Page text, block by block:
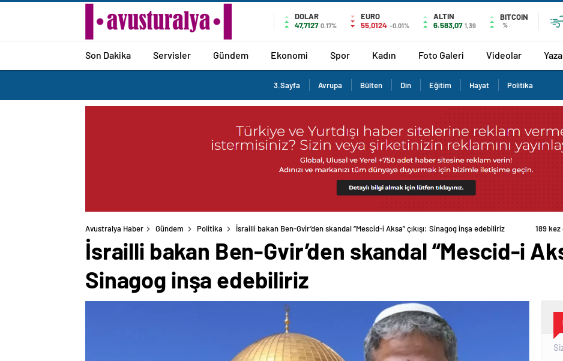
DOLAR
47,7127 0.17%
EURO
55,0124 -0.01%
ALTIN
6.583,07 1,39
BITCOIN
%
Son Dakika Servisler Gündem Ekonomi Spor Kadın Foto Galeri Videolar
3.Sayfa Avrupa Bülten Din Eğitim Hayat Politika
Avustralya Haber Gündem Politika İsrailli bakan Ben-Gvir’den skandal “Mescid-i Aksa” çıkışı: Sinagog inşa edebiliriz 189
İsrailli bakan Ben-Gvir’den skandal “Mescid-i
Sinagog inşa edebiliriz